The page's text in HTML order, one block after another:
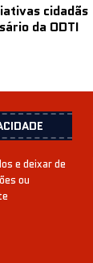
cidadãs
da ODTI
e deixar de
ou